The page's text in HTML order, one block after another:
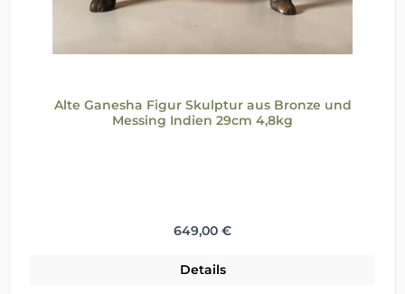
Alte Ganesha Figur Skulptur aus Bronze und
Messing Indien 29cm 4,8kg
Regulärer Preis:
649,00 €
Details